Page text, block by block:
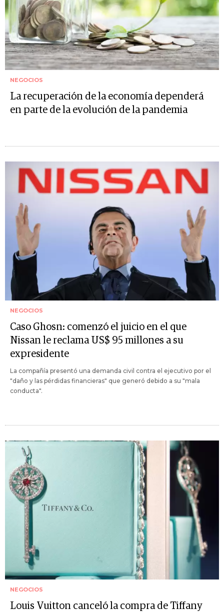
NEGOCIOS
La recuperación de la economía dependerá
en parte de la evolución de la pandemia
NEGOCIOS
Caso Ghosn: comenzó el juicio en el que
Nissan le reclama US$ 95 millones a su
expresidente
La compañía presentó una demanda civil contra el ejecutivo por el
"daño y las pérdidas financieras" que generó debido a su "mala
conducta".
NEGOCIOS
Louis Vuitton canceló la compra de Tiffany